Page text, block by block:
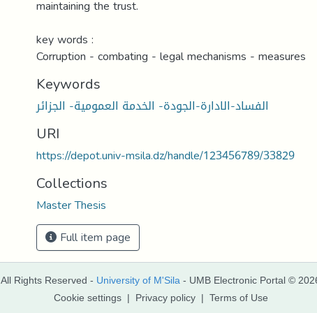
maintaining the trust.
key words :
Corruption - combating - legal mechanisms - measures
Keywords
الفساد-الادارة-الجودة- الخدمة العمومية- الجزائر
URI
https://depot.univ-msila.dz/handle/123456789/33829
Collections
Master Thesis
Full item page
All Rights Reserved - University of M'Sila - UMB Electronic Portal ©
Cookie settings | Privacy policy | Terms of Use